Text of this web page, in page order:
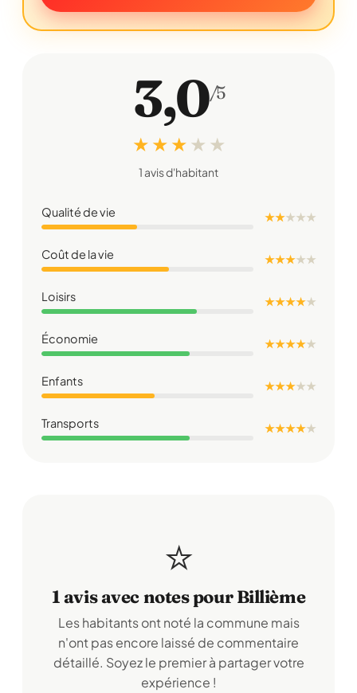
3,0/5
★ ★ ★ ★ ★
1 avis d'habitant
Qualité de vie ★ ★★★★
Coût de la vie ★ ★ ★★★
Loisirs ★ ★ ★ ★★
Économie ★ ★ ★ ★★
Enfants ★ ★ ★★★
Transports ★ ★ ★ ★★
⭐
1 avis avec notes pour Billième
Les habitants ont noté la commune mais
n'ont pas encore laissé de commentaire
détaillé. Soyez le premier à partager votre
expérience !